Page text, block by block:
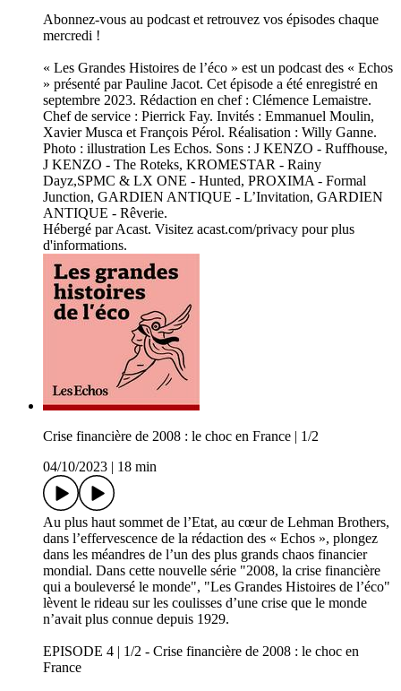
Abonnez-vous au podcast et retrouvez vos épisodes chaque
mercredi !
« Les Grandes Histoires de l’éco » est un podcast des « Echos
» présenté par Pauline Jacot. Cet épisode a été enregistré en
septembre 2023. Rédaction en chef : Clémence Lemaistre.
Chef de service : Pierrick Fay. Invités : Emmanuel Moulin,
Xavier Musca et François Pérol. Réalisation : Willy Ganne.
Photo : illustration Les Echos. Sons : J KENZO - Ruffhouse,
J KENZO - The Roteks, KROMESTAR - Rainy
Dayz,SPMC & LX ONE - Hunted, PROXIMA - Formal
Junction, GARDIEN ANTIQUE - L’Invitation, GARDIEN
ANTIQUE - Rêverie.
Hébergé par Acast. Visitez acast.com/privacy pour plus
d'informations.
Crise financière de 2008 : le choc en France | 1/2
04/10/2023
18 min
Au plus haut sommet de l’Etat, au cœur de Lehman Brothers,
dans l’effervescence de la rédaction des « Echos », plongez
dans les méandres de l’un des plus grands chaos financier
mondial. Dans cette nouvelle série "2008, la crise financière
qui a bouleversé le monde", "Les Grandes Histoires de l’éco"
lèvent le rideau sur les coulisses d’une crise que le monde
n’avait plus connue depuis 1929.
EPISODE 4 | 1/2 - Crise financière de 2008 : le choc en
France